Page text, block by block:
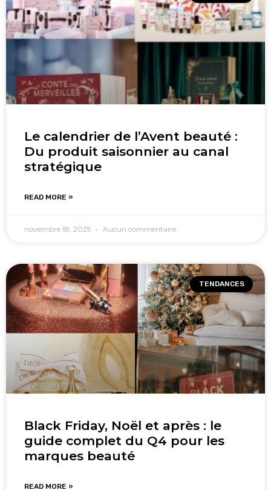
Le calendrier de l’Avent beauté :
Du produit saisonnier au canal
stratégique
READ MORE »
novembre 18, 2025 Aucun commentaire
TENDANCES
Black Friday, Noël et après : le
guide complet du Q4 pour les
marques beauté
READ MORE »